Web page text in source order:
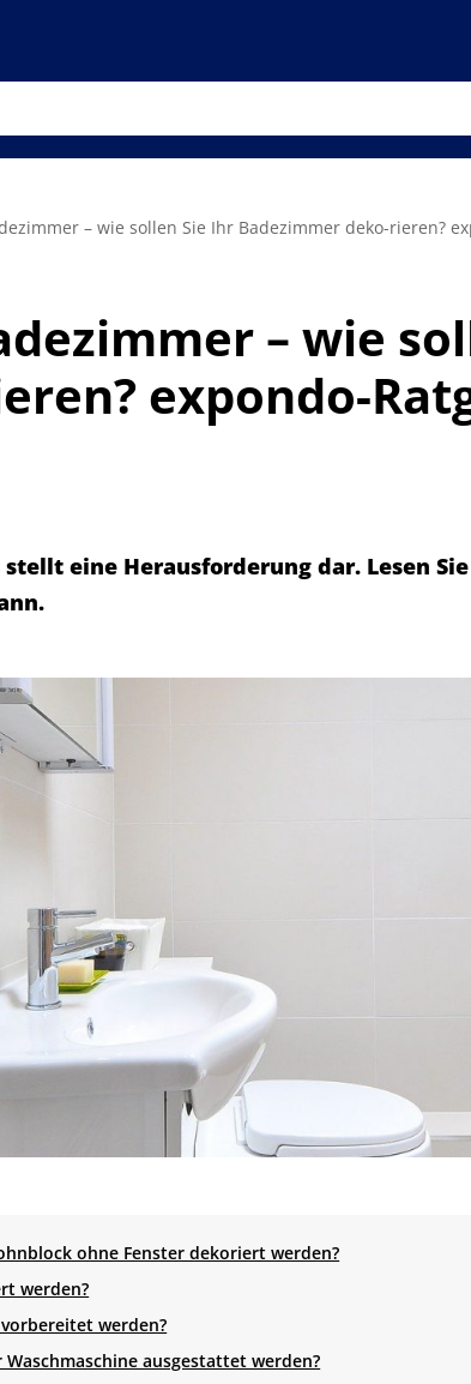
– wie sollen Sie Ihr Badezimmer deko-rieren?
– wie
expondo-
eine Herausforderung dar. Lesen
ohne Fenster dekoriert werden?
werden?
werden?
ausgestattet werden?